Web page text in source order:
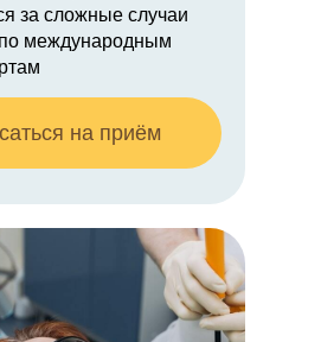
за сложные случаи
международным
на приём